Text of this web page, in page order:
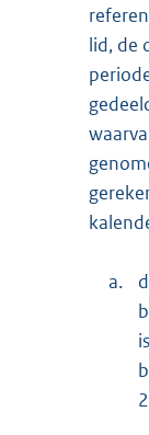
lid, de
a.